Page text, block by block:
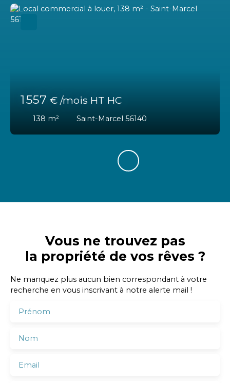
1 557 € /mois HT HC
138 m² Saint-Marcel 56140
Vous ne trouvez pas
la propriété de vos rêves ?
Ne manquez plus aucun bien correspondant à votre
recherche en vous inscrivant à notre alerte mail !
Prénom
Nom
Email